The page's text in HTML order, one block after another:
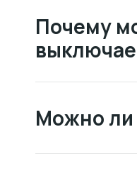
Почему
Можно ли